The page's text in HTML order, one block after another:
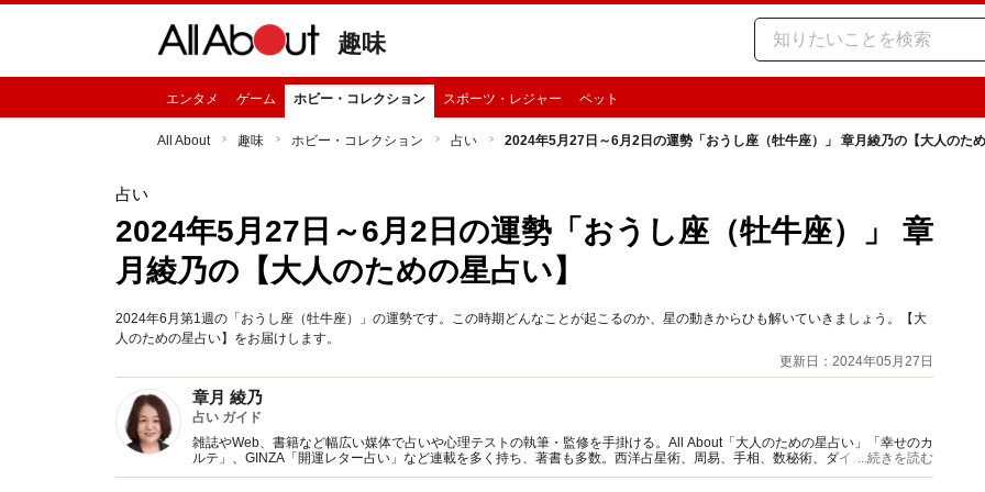
趣味
エンタメ ゲーム ホビー・コレクション スポーツ・レジャー ペット
All About 趣味 ホビー・コレクション 占い 2024年5月27日～6月2日の運勢「おうし座（牡牛座）」 章月綾乃の【大人のため
占い
2024年5月27日～6月2日の運勢「おうし座（牡牛座）」 章
月綾乃の【大人のための星占い】
2024年6月第1週の「おうし座（牡牛座）」の運勢です。この時期どんなことが起こるのか、星の動きからひも解いていきましょう。【大
人のための星占い】をお届けします。
更新日：2024年05月27日
章月 綾乃
占い ガイド
雑誌やWeb、書籍など幅広い媒体で占いや心理テストの執筆・監修を手掛ける。All About「大人のための星占い」「幸せのカ
ルテ」、GINZA「開運レター占い」など連載を多く持ち、著書も多数。西洋占星術、周易、手相、数秘術、ダイスやカード占
い、しぐさや言葉グセの研究など守備範囲は広め。
...続きを読む